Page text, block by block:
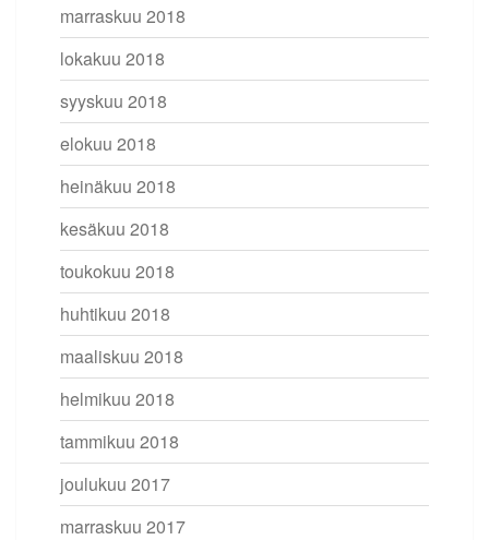
marraskuu 2018
lokakuu 2018
syyskuu 2018
elokuu 2018
heinäkuu 2018
kesäkuu 2018
toukokuu 2018
huhtikuu 2018
maaliskuu 2018
helmikuu 2018
tammikuu 2018
joulukuu 2017
marraskuu 2017